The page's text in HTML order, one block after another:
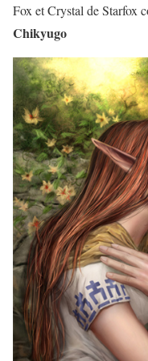
Fox et Crystal de Starfox
Chikyugo